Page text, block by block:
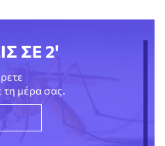
ΣΕ 2'
τη μέρα σας.